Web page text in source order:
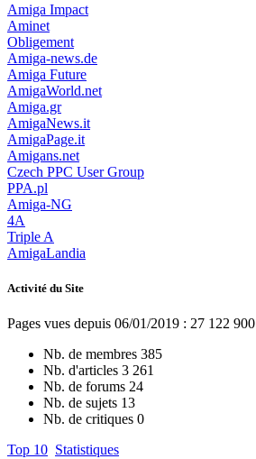
Amiga Impact
Aminet
Obligement
Amiga-news.de
Amiga Future
AmigaWorld.net
Amiga.gr
AmigaNews.it
AmigaPage.it
Amigans.net
Czech PPC User Group
PPA.pl
Amiga-NG
4A
Triple A
AmigaLandia
Activité du Site
Pages vues depuis 06/01/2019 : 27 122 900
Nb. de membres 385
Nb. d'articles 3 261
Nb. de forums 24
Nb. de sujets 13
Nb. de critiques 0
Top 10 Statistiques